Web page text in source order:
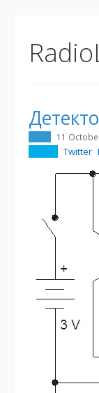
11
Twitter